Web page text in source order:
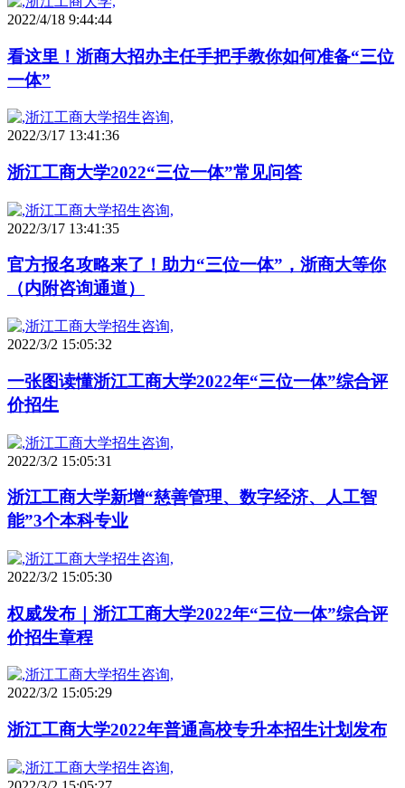
2022/4/18 9:44:44
看这里！浙商大招办主任手把手教你如何准备“三位
一体”
2022/3/17 13:41:36
浙江工商大学2022“三位一体”常见问答
2022/3/17 13:41:35
官方报名攻略来了！助力“三位一体”，浙商大等你
（内附咨询通道）
2022/3/2 15:05:32
一张图读懂浙江工商大学2022年“三位一体”综合评
价招生
2022/3/2 15:05:31
浙江工商大学新增“慈善管理、数字经济、人工智
能”3个本科专业
2022/3/2 15:05:30
权威发布｜浙江工商大学2022年“三位一体”综合评
价招生章程
2022/3/2 15:05:29
浙江工商大学2022年普通高校专升本招生计划发布